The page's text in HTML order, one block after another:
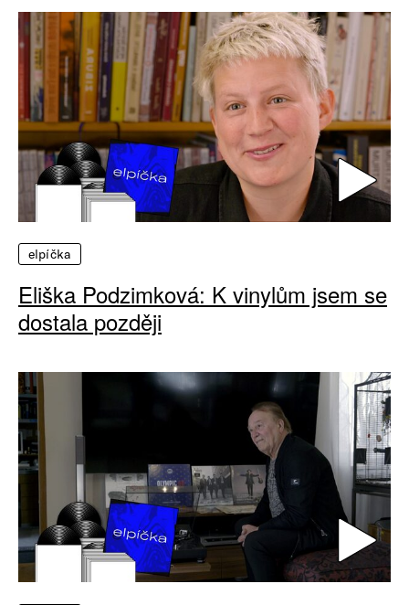
elpíčka
Eliška Podzimková: K vinylům jsem se
dostala později